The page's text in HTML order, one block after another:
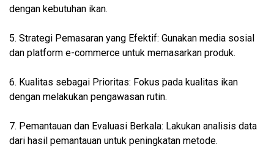
dengan kebutuhan ikan.
5. Strategi Pemasaran yang Efektif: Gunakan media sosial
dan platform e-commerce untuk memasarkan produk.
6. Kualitas sebagai Prioritas: Fokus pada kualitas ikan
dengan melakukan pengawasan rutin.
7. Pemantauan dan Evaluasi Berkala: Lakukan analisis data
dari hasil pemantauan untuk peningkatan metode.